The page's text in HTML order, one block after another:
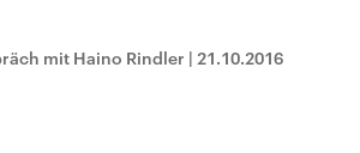
mit Haino Rindler | 21.10.2016